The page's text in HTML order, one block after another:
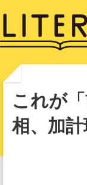
これが
相、加